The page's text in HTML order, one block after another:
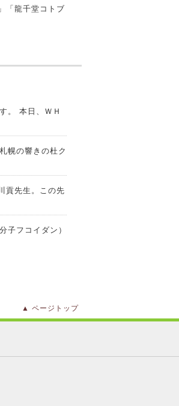
「龍千堂コトブ
「龍千堂コト
」「龍千堂コト
」「龍千堂コト
」「龍千堂コト
。 本日、ＷＨ
幌の響きの杜ク
貢先生。この先
子フコイダン）
。 〇大腸から
ページトップ